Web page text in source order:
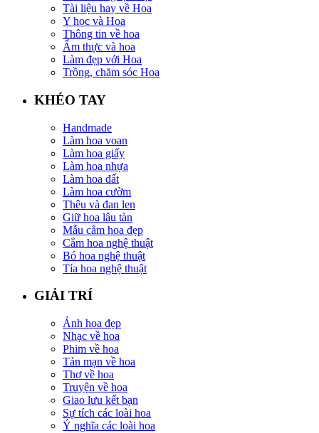
Tài liệu hay về Hoa
Y học và Hoa
Thông tin về hoa
Ẩm thực và hoa
Làm đẹp với Hoa
Trồng, chăm sóc Hoa
KHÉO TAY
Handmade
Làm hoa voan
Làm hoa giấy
Làm hoa nhựa
Làm hoa đất
Làm hoa cườm
Thêu và đan len
Giữ hoa lâu tàn
Mẫu cắm hoa đẹp
Cắm hoa nghệ thuật
Bó hoa nghệ thuật
Tỉa hoa nghệ thuật
GIẢI TRÍ
Ảnh hoa đẹp
Nhạc về hoa
Phim về hoa
Tản mạn về hoa
Thơ về hoa
Truyện về hoa
Giao lưu kết bạn
Sự tích các loài hoa
Ý nghĩa các loài hoa